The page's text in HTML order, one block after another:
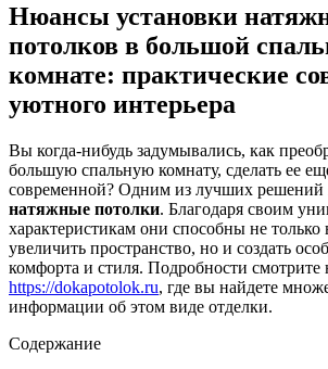
Нюансы установки
потолков в большой
комнате: практические
уютного интерьера
Вы когда-нибудь задумывались, как
большую спальную комнату, сделать ее
современной? Одним из лучших решений
натяжные потолки. Благодаря своим
характеристикам они способны не только
увеличить пространство, но и создать
комфорта и стиля. Подробности смотрите
https://dokapotolok.ru, где вы найдете
информации об этом виде отделки.
Содержание